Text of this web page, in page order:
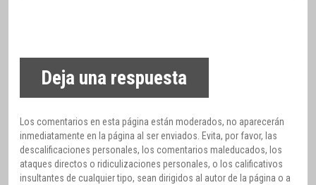
Deja una respuesta
Los comentarios en esta página están moderados, no aparecerán
inmediatamente en la página al ser enviados. Evita, por favor, las
descalificaciones personales, los comentarios maleducados, los
ataques directos o ridiculizaciones personales, o los calificativos
insultantes de cualquier tipo, sean dirigidos al autor de la página o a